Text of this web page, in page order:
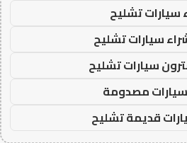
سيارات تشليح
سيارات تشليح
سيارات تشليح
مصدومة
قديمة تشليح